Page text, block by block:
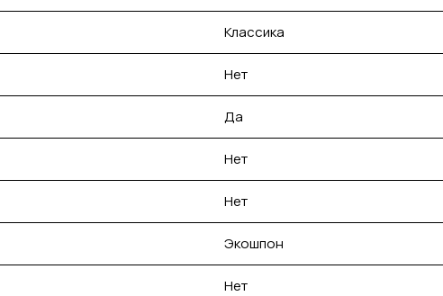
Классика
Нет
Да
Нет
Нет
Экошпон
Нет